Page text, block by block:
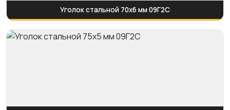
Уголок стальной 70х6 мм 09Г2С